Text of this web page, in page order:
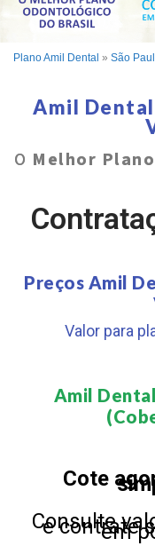
Plano Amil Dental » São
Amil
O Melhor
Preços Amil
Valor para
Amil
Cote
Consulte
e contrate
em